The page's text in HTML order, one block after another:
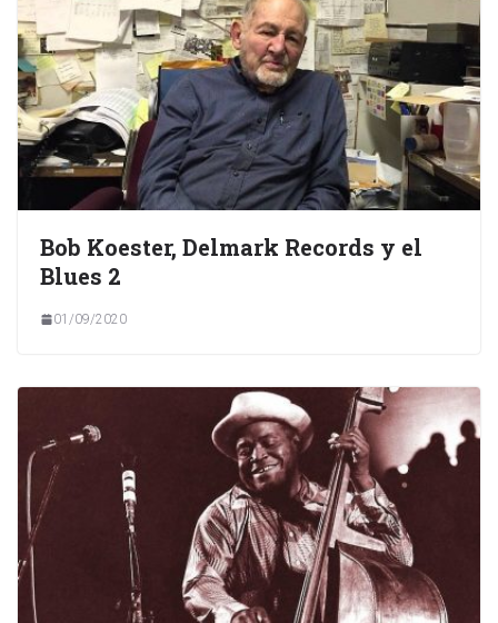
Bob Koester, Delmark Records y el
Blues 2
01/09/2020